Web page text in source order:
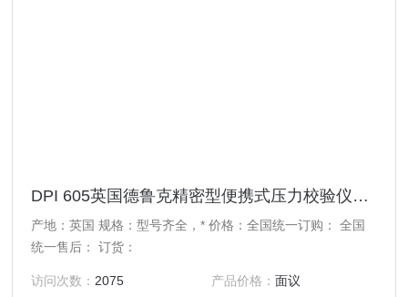
DPI 605英国德鲁克精密型便携式压力校验仪DPI 605 代理
产地：英国 规格：型号齐全，* 价格：全国统一订购： 全国
统一售后： 订货：
访问次数： 2075 产品价格： 面议